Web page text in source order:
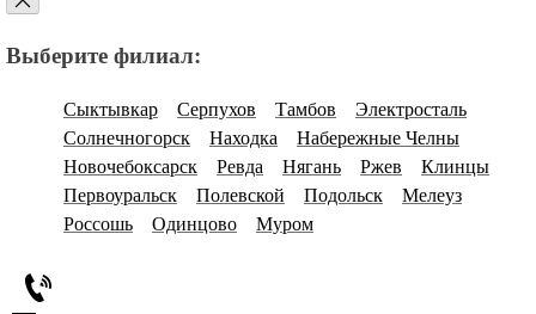
Выберите филиал:
Сыктывкар Серпухов Тамбов
Электросталь
Солнечногорск
Находка
Набережные Челны
Новочебоксарск
Ревда Нягань Ржев
Клинцы
Первоуральск
Полевской Подольск
Мелеуз
Россошь
Одинцово Муром